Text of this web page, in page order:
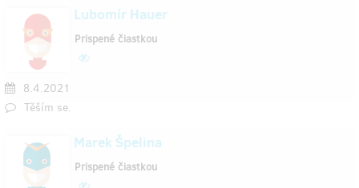
Lubomír Hauer
8.4.2021
Těším se.
Prispené čiastkou
Marek Špelina
Prispené čiastkou